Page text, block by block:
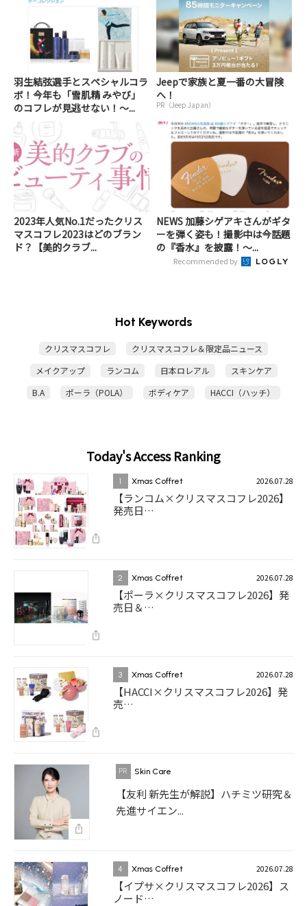
羽生結弦選手とスペシャルコラ
ボ！今年も「雪肌精 みやび」
のコフレが見逃せない！～...
Jeepで家族と夏一番の大冒険
へ！
PR（Jeep Japan）
2023年人気No.1だったクリス
マスコフレ2023はどのブラン
ド？【美的クラブ...
NEWS 加藤シゲアキさんがギタ
ーを弾く姿も！撮影中は今話題
の『香水』を披露！～...
Recommended by
Hot Keywords
クリスマスコフレ
クリスマスコフレ＆限定品ニュース
メイクアップ
ランコム 日本ロレアル
スキンケア
B.A
ポーラ（POLA） ボディケア HACCI（ハッチ）
Today's Access Ranking
1 Xmas Coffret 2026.07.28
【ランコム×クリスマスコフレ2026】
発売日…
2 Xmas Coffret 2026.07.28
【ポーラ×クリスマスコフレ2026】発
売日＆…
3 Xmas Coffret 2026.07.28
【HACCI×クリスマスコフレ2026】発
売…
Skin Care
【友利 新先生が解説】ハチミツ研究＆
先進サイエン...
4 Xmas Coffret 2026.07.28
【イプサ×クリスマスコフレ2026】ス
ノード…